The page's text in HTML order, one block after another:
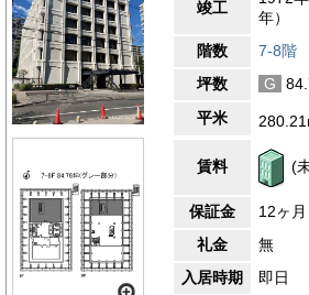
竣工
年）
階数
7-8階
坪数
G
平米
賃料 (
保証金
12ヶ月
礼金
無
入居時期
即日